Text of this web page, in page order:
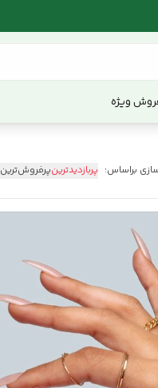
ویژه
براساس: پربازدیدترینپرفروش‌ترین